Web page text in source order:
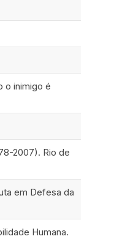
o inimigo é
2007). Rio de
em Defesa da
Humana.